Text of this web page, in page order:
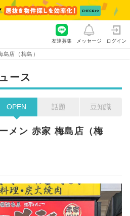
店（梅島）
友達募集 メッセージ ログイン
ース
OPEN 話題 豆知識
メン 赤家 梅島店（梅